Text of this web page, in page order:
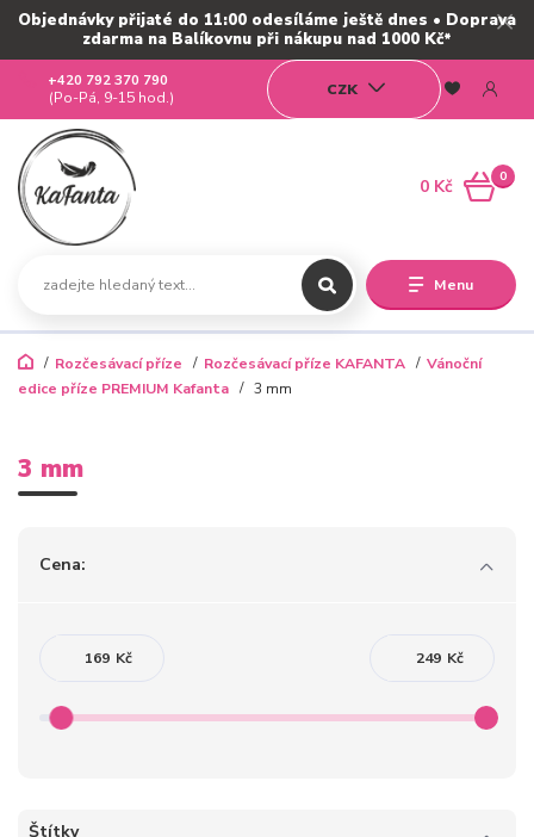
Objednávky přijaté do 11:00 odesíláme ještě dnes • Doprava
zdarma na Balíkovnu při nákupu nad 1000 Kč*
Menu
CZK
+420 792 370 790
(Po-Pá, 9-15 hod.)
0
0 Kč
Rozčesávací příze Rozčesávací příze KAFANTA
Vánoční
edice příze PREMIUM Kafanta
3 mm
3 mm
Cena:
Kč Kč
Štítky